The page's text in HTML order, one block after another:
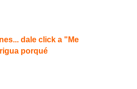
dale click a "Me
porqué